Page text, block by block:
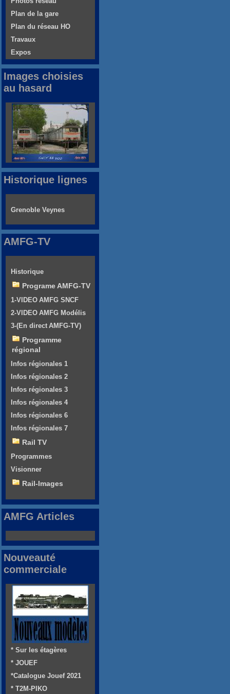
Plan de la gare
Plan du réseau HO
Travaux
Expos
Images choisies
au hasard
Historique lignes
Grenoble Veynes
AMFG-TV
Historique
Programe AMFG-TV
1-VIDEO AMFG SNCF
2-VIDEO AMFG Modélis
3-(En direct AMFG-TV)
Programme
régional
Infos régionales 1
Infos régionales 2
Infos régionales 3
Infos régionales 4
Infos régionales 6
Infos régionales 7
Rail TV
Programmes
Visionner
Rail-Images
AMFG Articles
Nouveauté
commerciale
* Sur les étagères
* JOUEF
*Catalogue Jouef 2021
* T2M-PIKO